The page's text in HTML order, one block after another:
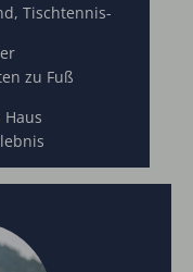
Tischtennis-
zu Fuß